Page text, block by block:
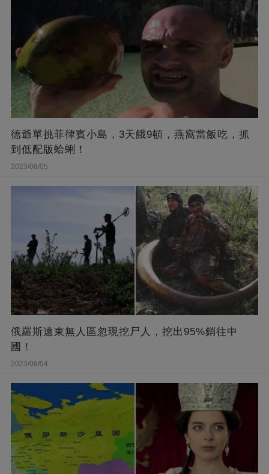
德爺單挑菲律賓小島，3天餓9頓，燕窩當飯吃，抓
到低配版蛤蜊！
2023/08/05
俄羅斯遠東無人區忽現挖尸人，挖出95%銷往中
國！
2023/08/04